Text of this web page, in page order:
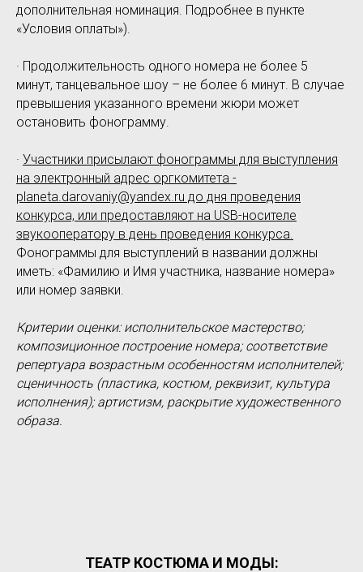
дополнительная номинация. Подробнее в пункте
«Условия оплаты»).
· Продолжительность одного номера не более 5
минут, танцевальное шоу – не более 6 минут. В случае
превышения указанного времени жюри может
остановить фонограмму.
· Участники присылают фонограммы для выступления
на электронный адрес оргкомитета -
planeta.darovaniy@yandex.ru до дня проведения
конкурса, или предоставляют на USB-носителе
звукооператору в день проведения конкурса.
Фонограммы для выступлений в названии должны
иметь: «Фамилию и Имя участника, название номера»
или номер заявки.
Критерии оценки: исполнительское мастерство;
композиционное построение номера; соответствие
репертуара возрастным особенностям исполнителей;
сценичность (пластика, костюм, реквизит, культура
исполнения); артистизм, раскрытие художественного
образа.
ТЕАТР КОСТЮМА И МОДЫ: